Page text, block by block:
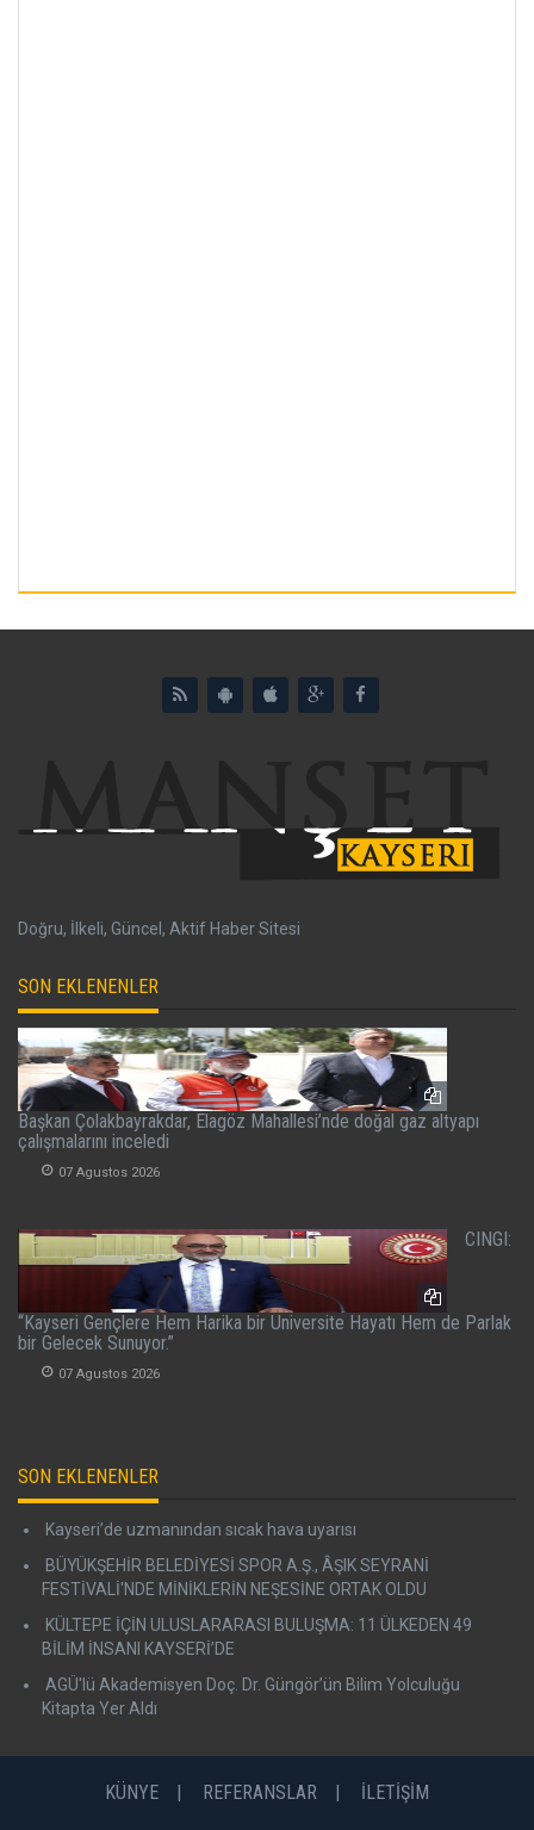
Doğru, İlkeli, Güncel, Aktif Haber Sitesi
SON EKLENENLER
Başkan Çolakbayrakdar, Elagöz Mahallesi’nde doğal gaz altyapı
çalışmalarını inceledi
07 Agustos 2026
CINGI:
“Kayseri Gençlere Hem Harika bir Üniversite Hayatı Hem de Parlak
bir Gelecek Sunuyor.”
07 Agustos 2026
SON EKLENENLER
Kayseri’de uzmanından sıcak hava uyarısı
BÜYÜKŞEHİR BELEDİYESİ SPOR A.Ş., ÂŞIK SEYRANİ
FESTİVALİ'NDE MİNİKLERİN NEŞESİNE ORTAK OLDU
KÜLTEPE İÇİN ULUSLARARASI BULUŞMA: 11 ÜLKEDEN 49
BİLİM İNSANI KAYSERİ’DE
AGÜ'lü Akademisyen Doç. Dr. Güngör’ün Bilim Yolculuğu
Kitapta Yer Aldı
KÜNYE REFERANSLAR İLETİŞİM